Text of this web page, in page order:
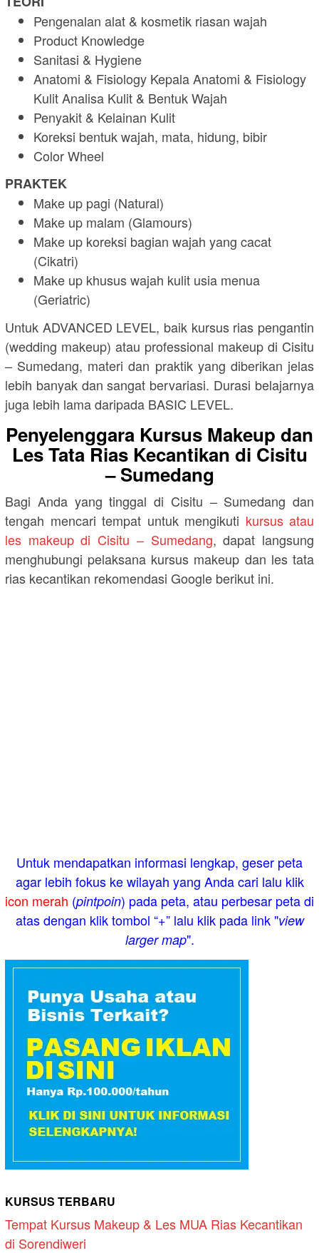
Pengenalan alat & kosmetik riasan wajah
Product Knowledge
Sanitasi & Hygiene
Anatomi & Fisiology Kepala Anatomi & Fisiology
Kulit Analisa Kulit & Bentuk Wajah
Penyakit & Kelainan Kulit
Koreksi bentuk wajah, mata, hidung, bibir
Color Wheel
PRAKTEK
Make up pagi (Natural)
Make up malam (Glamours)
Make up koreksi bagian wajah yang cacat
(Cikatri)
Make up khusus wajah kulit usia menua
(Geriatric)
Untuk ADVANCED LEVEL, baik kursus rias pengantin
(wedding makeup) atau professional makeup di Cisitu
– Sumedang, materi dan praktik yang diberikan jelas
lebih banyak dan sangat bervariasi. Durasi belajarnya
juga lebih lama daripada BASIC LEVEL.
Penyelenggara Kursus Makeup dan
Les Tata Rias Kecantikan di Cisitu
– Sumedang
Bagi Anda yang tinggal di Cisitu – Sumedang dan
tengah mencari tempat untuk mengikuti kursus atau
les makeup di Cisitu – Sumedang, dapat langsung
menghubungi pelaksana kursus makeup dan les tata
rias kecantikan rekomendasi Google berikut ini.
Untuk mendapatkan informasi lengkap, geser peta
agar lebih fokus ke wilayah yang Anda cari lalu klik
icon merah (pintpoin) pada peta, atau perbesar peta di
atas dengan klik tombol “+” lalu klik pada link "view
larger map".
KURSUS TERBARU
Tempat Kursus Makeup & Les MUA Rias Kecantikan
di Sorendiweri